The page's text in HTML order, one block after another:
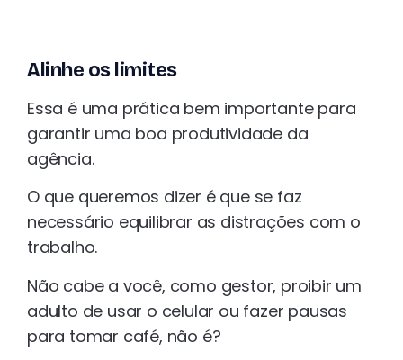
Alinhe os limites
Essa é uma prática bem importante para
garantir uma boa produtividade da
agência.
O que queremos dizer é que se faz
necessário equilibrar as distrações com o
trabalho.
Não cabe a você, como gestor, proibir um
adulto de usar o celular ou fazer pausas
para tomar café, não é?